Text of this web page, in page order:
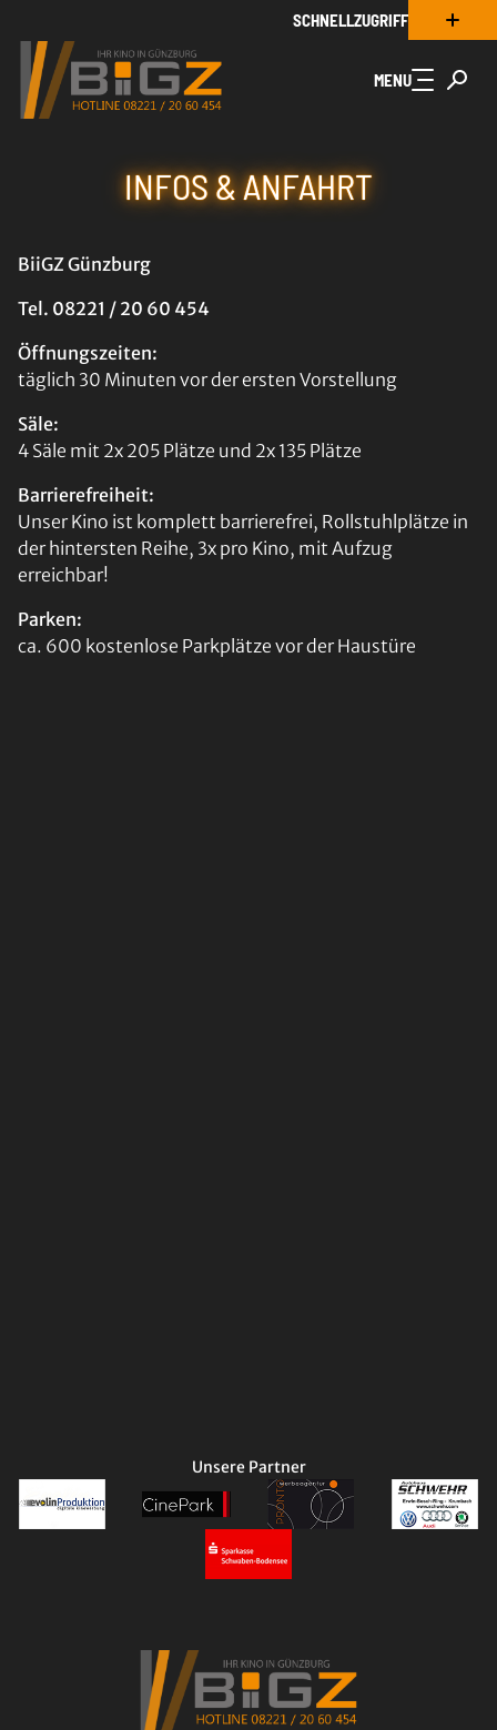
Zum Hauptinhalt springen
SCHNELLZUGRIFF
MENU
INFOS & ANFAHRT
BiiGZ Günzburg
Tel. 08221 / 20 60 454
Öffnungszeiten:
täglich 30 Minuten vor der ersten Vorstellung
Säle:
4 Säle mit 2x 205 Plätze und 2x 135 Plätze
Barrierefreiheit:
Unser Kino ist komplett barrierefrei, Rollstuhlplätze in
der hintersten Reihe, 3x pro Kino, mit Aufzug
erreichbar!
Parken:
ca. 600 kostenlose Parkplätze vor der Haustüre
Unsere Partner